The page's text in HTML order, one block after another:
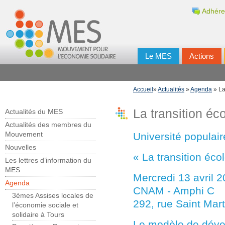
Le MES Actions
Accueil »Actualités »Agenda »
Actualités du MES
Actualités des membres du
Mouvement
Nouvelles
Les lettres d’information du
MES
Agenda
3èmes Assises locales de
l’économie sociale et
solidaire à Tours
La transition
Université
« La transition
Mercredi 13 avril
CNAM - Amphi C
292, rue Saint